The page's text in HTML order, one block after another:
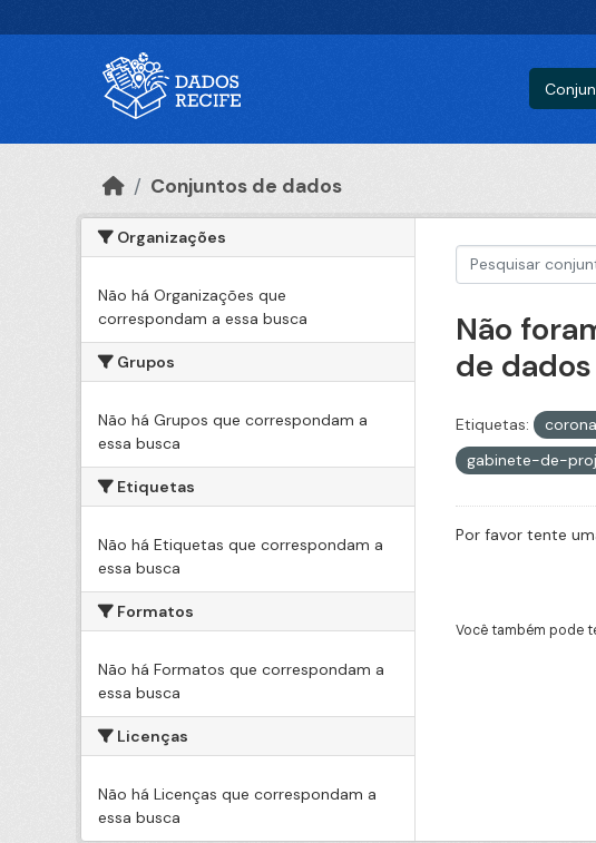
Conjuntos de dados
Organizações
Não há Organizações que
correspondam a essa busca
Grupos
Não há Grupos que correspondam a
essa busca
Etiquetas
Não há Etiquetas que correspondam a
essa busca
Formatos
Não há Formatos que correspondam a
essa busca
Licenças
Não há Licenças que correspondam a
essa busca
Não
de dados
Etiquetas: corona
gabinete-de-
Por favor tente
Você também pode